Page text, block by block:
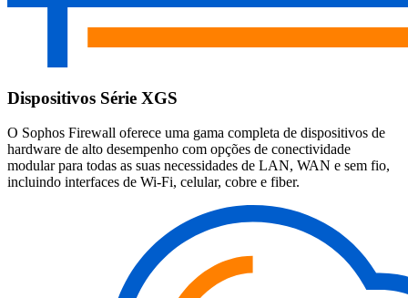
Dispositivos Série XGS
O Sophos Firewall oferece uma gama completa de dispositivos de
hardware de alto desempenho com opções de conectividade
modular para todas as suas necessidades de LAN, WAN e sem fio,
incluindo interfaces de Wi-Fi, celular, cobre e fiber.